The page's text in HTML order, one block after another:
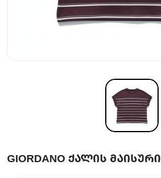
GIORDANO ᲥᲐᲚᲘᲡ ᲛᲐᲘᲡᲣᲠᲘ